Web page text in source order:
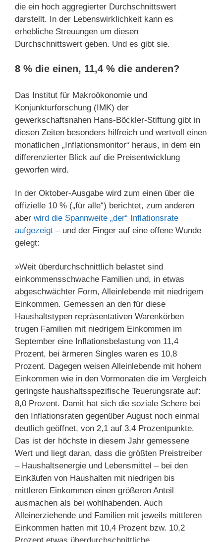
die ein hoch aggregierter Durchschnittswert
darstellt. In der Lebenswirklichkeit kann es
erhebliche Streuungen um diesen
Durchschnittswert geben. Und es gibt sie.
8 % die einen, 11,4 % die anderen?
Das Institut für Makroökonomie und
Konjunkturforschung (IMK) der
gewerkschaftsnahen Hans-Böckler-Stiftung gibt in
diesen Zeiten besonders hilfreich und wertvoll einen
monatlichen „Inflationsmonitor“ heraus, in dem ein
differenzierter Blick auf die Preisentwicklung
geworfen wird.
In der Oktober-Ausgabe wird zum einen über die
offizielle 10 % („für alle“) berichtet, zum anderen
aber wird die Spannweite „der“ Inflationsrate
aufgezeigt – und der Finger auf eine offene Wunde
gelegt:
»Weit überdurchschnittlich belastet sind
einkommensschwache Familien und, in etwas
abgeschwächter Form, Alleinlebende mit niedrigem
Einkommen. Gemessen an den für diese
Haushaltstypen repräsentativen Warenkörben
trugen Familien mit niedrigem Einkommen im
September eine Inflationsbelastung von 11,4
Prozent, bei ärmeren Singles waren es 10,8
Prozent. Dagegen weisen Alleinlebende mit hohem
Einkommen wie in den Vormonaten die im Vergleich
geringste haushaltsspezifische Teuerungsrate auf:
8,0 Prozent. Damit hat sich die soziale Schere bei
den Inflationsraten gegenüber August noch einmal
deutlich geöffnet, von 2,1 auf 3,4 Prozentpunkte.
Das ist der höchste in diesem Jahr gemessene
Wert und liegt daran, dass die größten Preistreiber
– Haushaltsenergie und Lebensmittel – bei den
Einkäufen von Haushalten mit niedrigen bis
mittleren Einkommen einen größeren Anteil
ausmachen als bei wohlhabenden. Auch
Alleinerziehende und Familien mit jeweils mittleren
Einkommen hatten mit 10,4 Prozent bzw. 10,2
Prozent etwas überdurchschnittliche